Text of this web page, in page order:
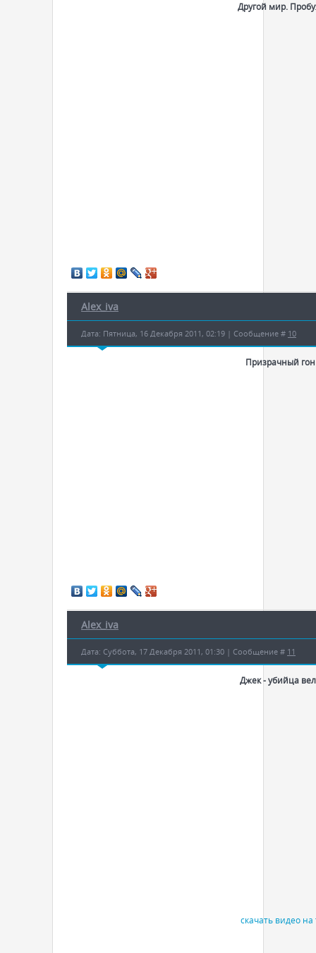
Другой мир.
Alex_iva
Дата: Пятница, 16 Декабря 2011, 02:19 | Сообщение # 10
Призрачный
Alex_iva
Дата: Суббота, 17 Декабря 2011, 01:30 | Сообщение # 11
Джек - убийца
скачать видео